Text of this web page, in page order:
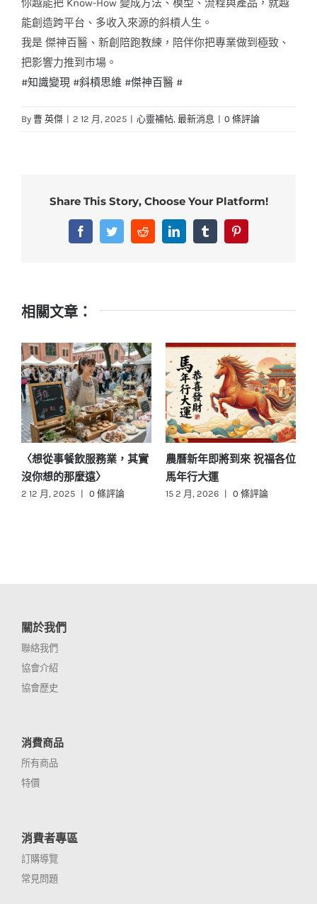
能創造跨平台、多收入來源的斜槓人生。
我是 傑神百醫、新創陪跑教練，陪伴你把專業做到極致、
把影響力推到市場。
#知識變現 #斜槓思維 #傑神百醫 #
By 曹 英傑 | 2 12 月, 2025 | 心靈補帖, 最新消息 | 0 條評論
Share This Story, Choose Your Platform!
FacebookTwitterRedditLinkedInTumblrPinterest
相關文章：
〈想從事餐飲服務業，其實
沒你想的那麼遠〉
2 12 月, 2025 | 0 條評論
農曆新年即將到來 祝福各位
馬年行大運
15 2 月, 2026 | 0 條評論
關於我們
聯絡我們
協會介紹
協會歷史
消費商品
所有商品
特價
消費者專區
訂購導覽
常見問題